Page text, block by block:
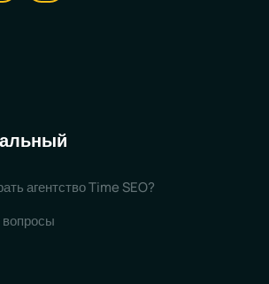
агентство Time SEO?